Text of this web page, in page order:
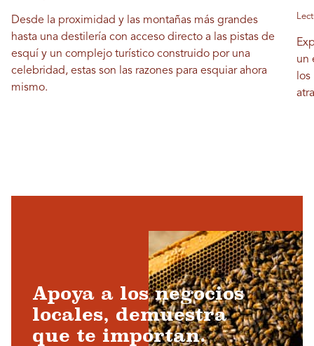
Desde la proximidad y las montañas más grandes
hasta una destilería con acceso directo a las pistas de
esquí y un complejo turístico construido por una
celebridad, estas son las razones para esquiar ahora
mismo.
un
Apoya a los negocios
locales, demuestra
que te importan.